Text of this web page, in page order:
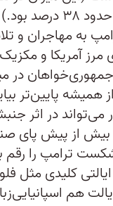
پیش یعنی ۲۰۱۰
به مهاجران و
مرز آمریکا و
در
همیشه پایین‌تر
می‌تواند در اثر
و بیش از پیش پای
شکست ترامپ را
هم